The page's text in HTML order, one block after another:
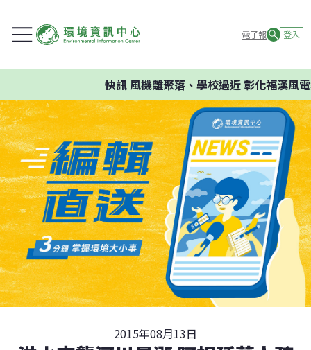
電子報 登入
快訊風機離聚落、學校過近 彰化福漢風電
2015年08月13日